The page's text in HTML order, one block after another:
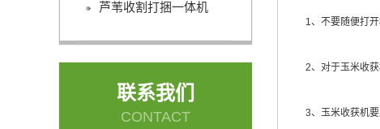
1、不要随便打开
2、对于玉米收获
3、玉米收获机要
芦苇收割打捆一体机
联系我们
CONTACT